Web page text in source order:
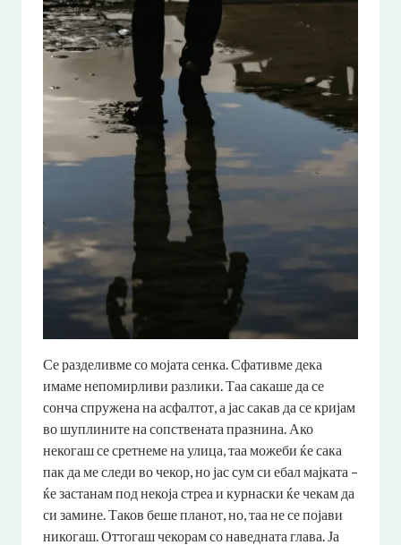
Се разделивме со мојата сенка. Сфативме дека
имаме непомирливи разлики. Таа сакаше да се
сонча спружена на асфалтот, а јас сакав да се кријам
во шуплините на сопствената празнина. Ако
некогаш се сретнеме на улица, таа можеби ќе сака
пак да ме следи во чекор, но јас сум си ебал мајката –
ќе застанам под некоја стреа и курнаски ќе чекам да
си замине. Таков беше планот, но, таа не се појави
никогаш. Оттогаш чекорам со наведната глава. Ја